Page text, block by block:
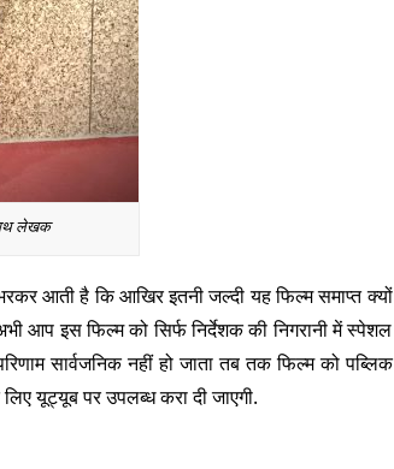
लेखक
आती है कि आखिर इतनी जल्दी यह फिल्म समाप्त क्यों
आप इस फिल्म को सिर्फ निर्देशक की निगरानी में स्पेशल
सार्वजनिक नहीं हो जाता तब तक फिल्म को पब्लिक
यूट्यूब पर उपलब्ध करा दी जाएगी.